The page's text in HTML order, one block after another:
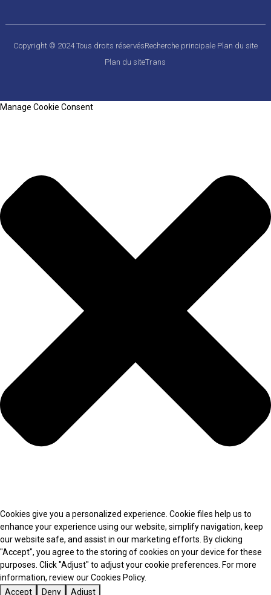
Copyright © 2024 Tous droits réservésRecherche principale Plan du site
Plan du siteTrans
Manage Cookie Consent
Cookies give you a personalized experience. Cookie files help us to
enhance your experience using our website, simplify navigation, keep
our website safe, and assist in our marketing efforts. By clicking
"Accept", you agree to the storing of cookies on your device for these
purposes. Click "Adjust" to adjust your cookie preferences. For more
information, review our Cookies Policy.
Accept
Deny Adjust